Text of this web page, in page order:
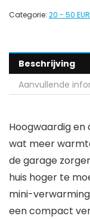
Categorie: 20 - 50 EUR
Beschrijving
Aanvullende
Hoogwaardig en
wat meer
de garage
huis hoger te
mini-
een compact